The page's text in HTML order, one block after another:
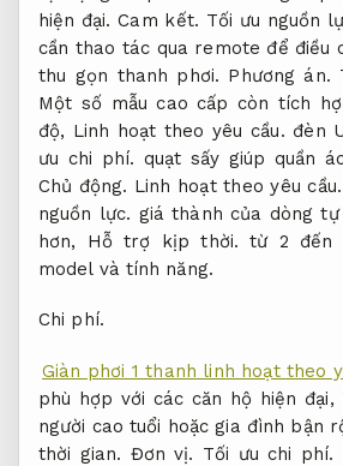
hiện đại.Cam kết. Tối ưu nguồn
cần thao tác qua remote để điều
thu gọn thanh phơi. Phương án.
Một số mẫu cao cấp còn tích
độ, Linh hoạt theo yêu cầu. đèn
ưu chi phí. quạt sấy giúp quần
Chủ động. Linh hoạt theo yêu cầu.
nguồn lực. giá thành của dòng
hơn, Hỗ trợ kịp thời. từ 2 đến
model và tính năng.
Chi phí.
Giàn phơi 1 thanh linh hoạt theo
phù hợp với các căn hộ hiện đại,
người cao tuổi hoặc gia đình bận
thời gian. Đơn vị. Tối ưu chi phí.